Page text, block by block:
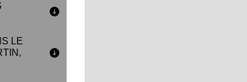
LE